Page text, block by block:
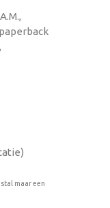
maar een